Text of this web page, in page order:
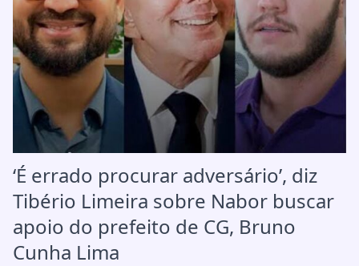
‘É errado procurar adversário’, diz
Tibério Limeira sobre Nabor buscar
apoio do prefeito de CG, Bruno
Cunha Lima